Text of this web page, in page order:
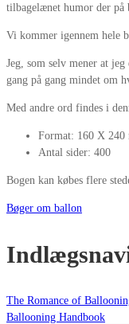
tilbagelænet humor der på
Vi kommer igennem hele
Jeg, som selv mener at
gang på gang mindet om
Med andre ord findes i
Format: 160 X 240
Antal sider: 400
Bogen kan købes flere
Bøger om ballon
The Romance of
Ballooning Handbook